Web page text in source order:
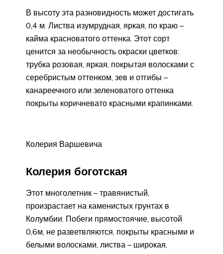
В высоту эта разновидность может достигать
0,4 м. Листва изумрудная, яркая, по краю –
кайма красноватого оттенка. Этот сорт
ценится за необычность окраски цветков:
трубка розовая, яркая, покрытая волосками с
серебристым оттенком, зев и отгибы –
канареечного или зеленоватого оттенка
покрыты коричневато красными крапинками.
Колерия Варшевича
Колерия боготская
Этот многолетник – травянистый,
произрастает на каменистых грунтах в
Колумбии. Побеги прямостоячие, высотой
0,6м, не разветвляются, покрыты красными и
белыми волосками, листва – широкая,